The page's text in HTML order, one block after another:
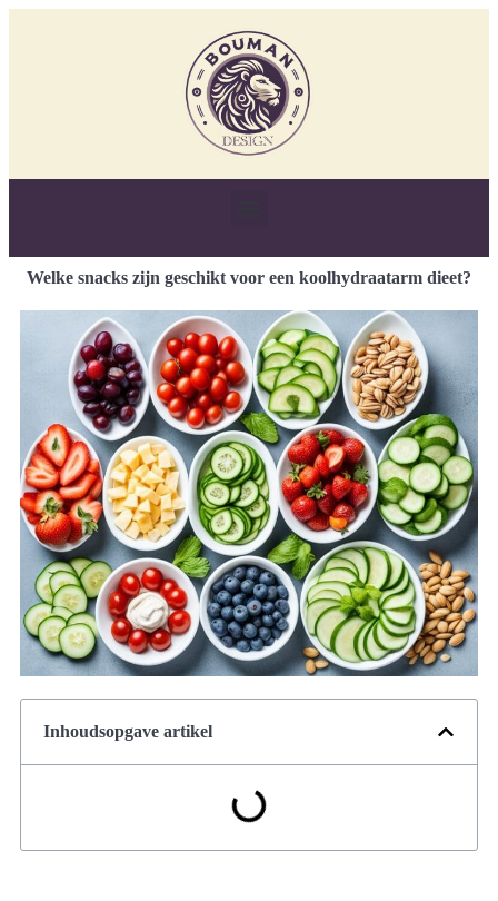
Welke snacks zijn geschikt voor een koolhydraatarm dieet?
Inhoudsopgave artikel